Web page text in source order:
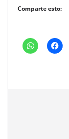
Comparte esto: